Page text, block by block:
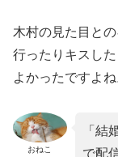
木村の見た目と
行ったりキスし
よかったですよね
おねこ
「結
で配